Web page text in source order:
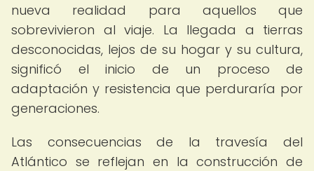
nueva realidad para aquellos que
sobrevivieron al viaje. La llegada a tierras
desconocidas, lejos de su hogar y su cultura,
significó el inicio de un proceso de
adaptación y resistencia que perduraría por
generaciones.
Las consecuencias de la travesía del
Atlántico se reflejan en la construcción de